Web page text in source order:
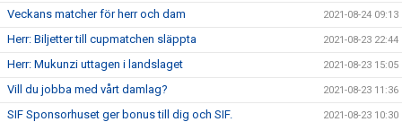
Veckans matcher för herr och dam 2021-08-24 09:13
Herr: Biljetter till cupmatchen släppta 2021-08-23 22:44
Herr: Mukunzi uttagen i landslaget 2021-08-23 15:05
Vill du jobba med vårt damlag? 2021-08-23 11:36
SIF Sponsorhuset ger bonus till dig och SIF. 2021-08-23 10:30